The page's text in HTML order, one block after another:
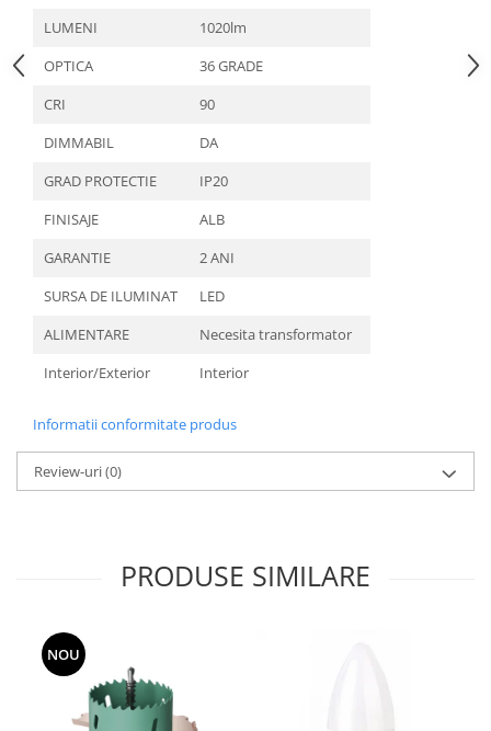
Bticino Living NOW
Bticino AXOLUTE AIR
Gama Gewiss System
Legrand Mosaic
Doze de Pardoseala
Doze de Pardoseala Universale
Aplice - Plafoniere
Spoturi LED
Panouri LED
Lustre
Becuri și surse LED
Sisteme de Iluminat Plug & Play
Iluminat Exterior
Proiectoare LED
LUMENI
1020lm
OPTICA
36 GRADE
CRI
90
DIMMABIL
DA
GRAD PROTECTIE
IP20
FINISAJE
ALB
GARANTIE
2 ANI
SURSA DE ILUMINAT
LED
ALIMENTARE
Necesita transformator
Interior/Exterior
Interior
Informatii conformitate produs
Review-uri(0)
PRODUSE SIMILARE
NOU